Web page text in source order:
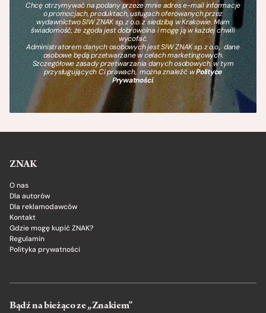
Chcę otrzymywać na podany przeze mnie adres e-mail informacje
o promocjach, produktach, usługach oferowanych przez
wydawnictwo SIW ZNAK sp. z o.o. z siedzibą w Krakowie. Mam
świadomość, że zgoda jest dobrowolna i mogę ją w każdej chwili
wycofać.
Administratorem danych osobowych jest SIW ZNAK sp. z o.o., dane
osobowe będą przetwarzane w celach marketingowych.
Szczegółowe zasady przetwarzania danych osobowych, w tym
przysługujących Ci prawach, można znaleźć wPolityce
Prywatności.
ZNAK
O nas
Dla autorów
Dla reklamodawców
Kontakt
Gdzie mogę kupić ZNAK?
Regulamin
Polityka prywatności
Bądź na bieżąco ze „Znakiem”